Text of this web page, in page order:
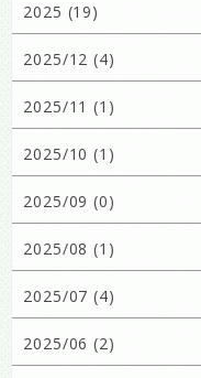
2025 (19)
2025/12 (4)
2025/11 (1)
2025/10 (1)
2025/09 (0)
2025/08 (1)
2025/07 (4)
2025/06 (2)